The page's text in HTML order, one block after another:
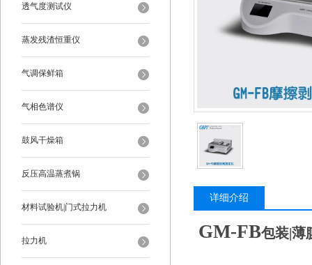
透气度测试仪
蒸发残渣恒重仪
气调保鲜箱
气相色谱仪
鼓风干燥箱
反压高温蒸煮锅
材料试验机|门式拉力机
拉力机
详细介绍
GM-FB包装|薄